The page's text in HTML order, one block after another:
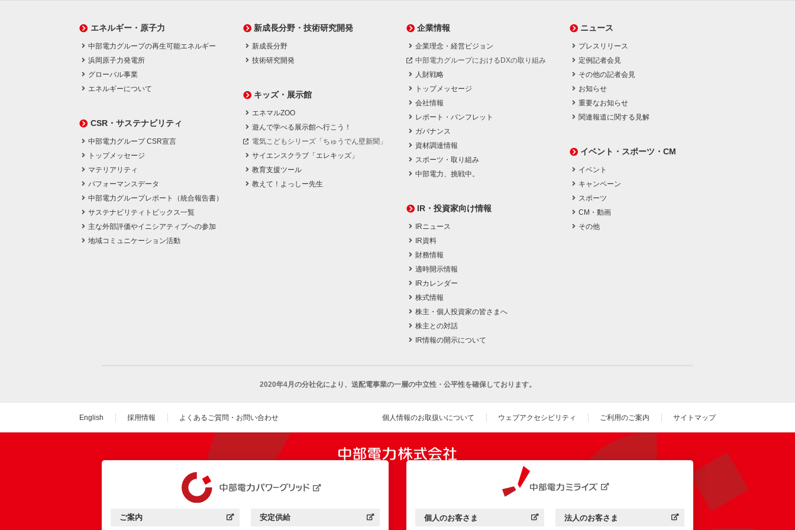
エネルギー・原子力
中部電力グループの再生可能エネルギー
浜岡原子力発電所
グローバル事業
エネルギーについて
CSR・サステナビリティ
中部電力グループ CSR宣言
トップメッセージ
マテリアリティ
パフォーマンスデータ
中部電力グループレポート（統合報告書）
サステナビリティトピックス一覧
主な外部評価やイニシアティブへの参加
地域コミュニケーション活動
新成長分野・技術研究開発
新成長分野
技術研究開発
キッズ・展示館
エネマルZOO
遊んで学べる展示館へ行こう！
電気こどもシリーズ「ちゅうでん壁新聞」
サイエンスクラブ「エレキッズ」
教育支援ツール
教えて！よっしー先生
企業情報
企業理念・経営ビジョン
中部電力グループにおけるDXの取り組み
人財戦略
トップメッセージ
会社情報
レポート・パンフレット
ガバナンス
資材調達情報
スポーツ・取り組み
中部電力、挑戦中。
IR・投資家向け情報
IRニュース
IR資料
財務情報
適時開示情報
IRカレンダー
株式情報
株主・個人投資家の皆さまへ
株主との対話
IR情報の開示について
ニュース
プレスリリース
定例記者会見
その他の記者会見
お知らせ
重要なお知らせ
関連報道に関する見解
イベント・スポーツ・CM
イベント
キャンペーン
スポーツ
CM・動画
その他
2020年4月の分社化により、 送配電事業の一層の中立性・公平性を確保しております。
English 採用情報 よくあるご質問・お問い合わせ 個人情報のお取扱いについて ウェブアクセシビリティ ご利用のご案内 サイトマップ
中部電力パワーグリッド：
ご案内
（新しいウィンドウを開きます） 中部電力パワーグリッド：
安定供給
（新しいウィンドウを開きます） 中部電力ミライズ：
個人のお客さま
（新しいウィンドウを開きます） 中部電力ミライズ：
法人のお客さま
（新しいウィンドウを開きます）